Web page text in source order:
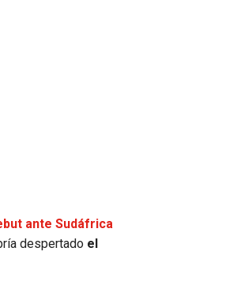
ante Sudáfrica
despertado el